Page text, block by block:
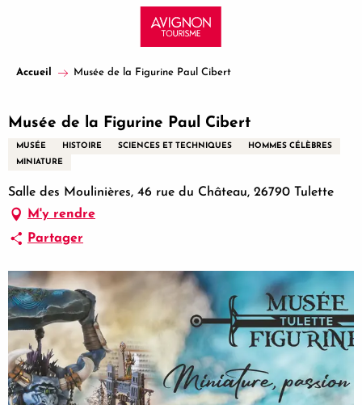
principal
Accueil Musée de la Figurine Paul Cibert
Musée de la Figurine Paul Cibert
MUSÉE HISTOIRE SCIENCES ET TECHNIQUES
HOMMES CÉLÈBRES
MINIATURE
Salle des Moulinières, 46 rue du Château, 26790 Tulette
M'y rendre
Partager